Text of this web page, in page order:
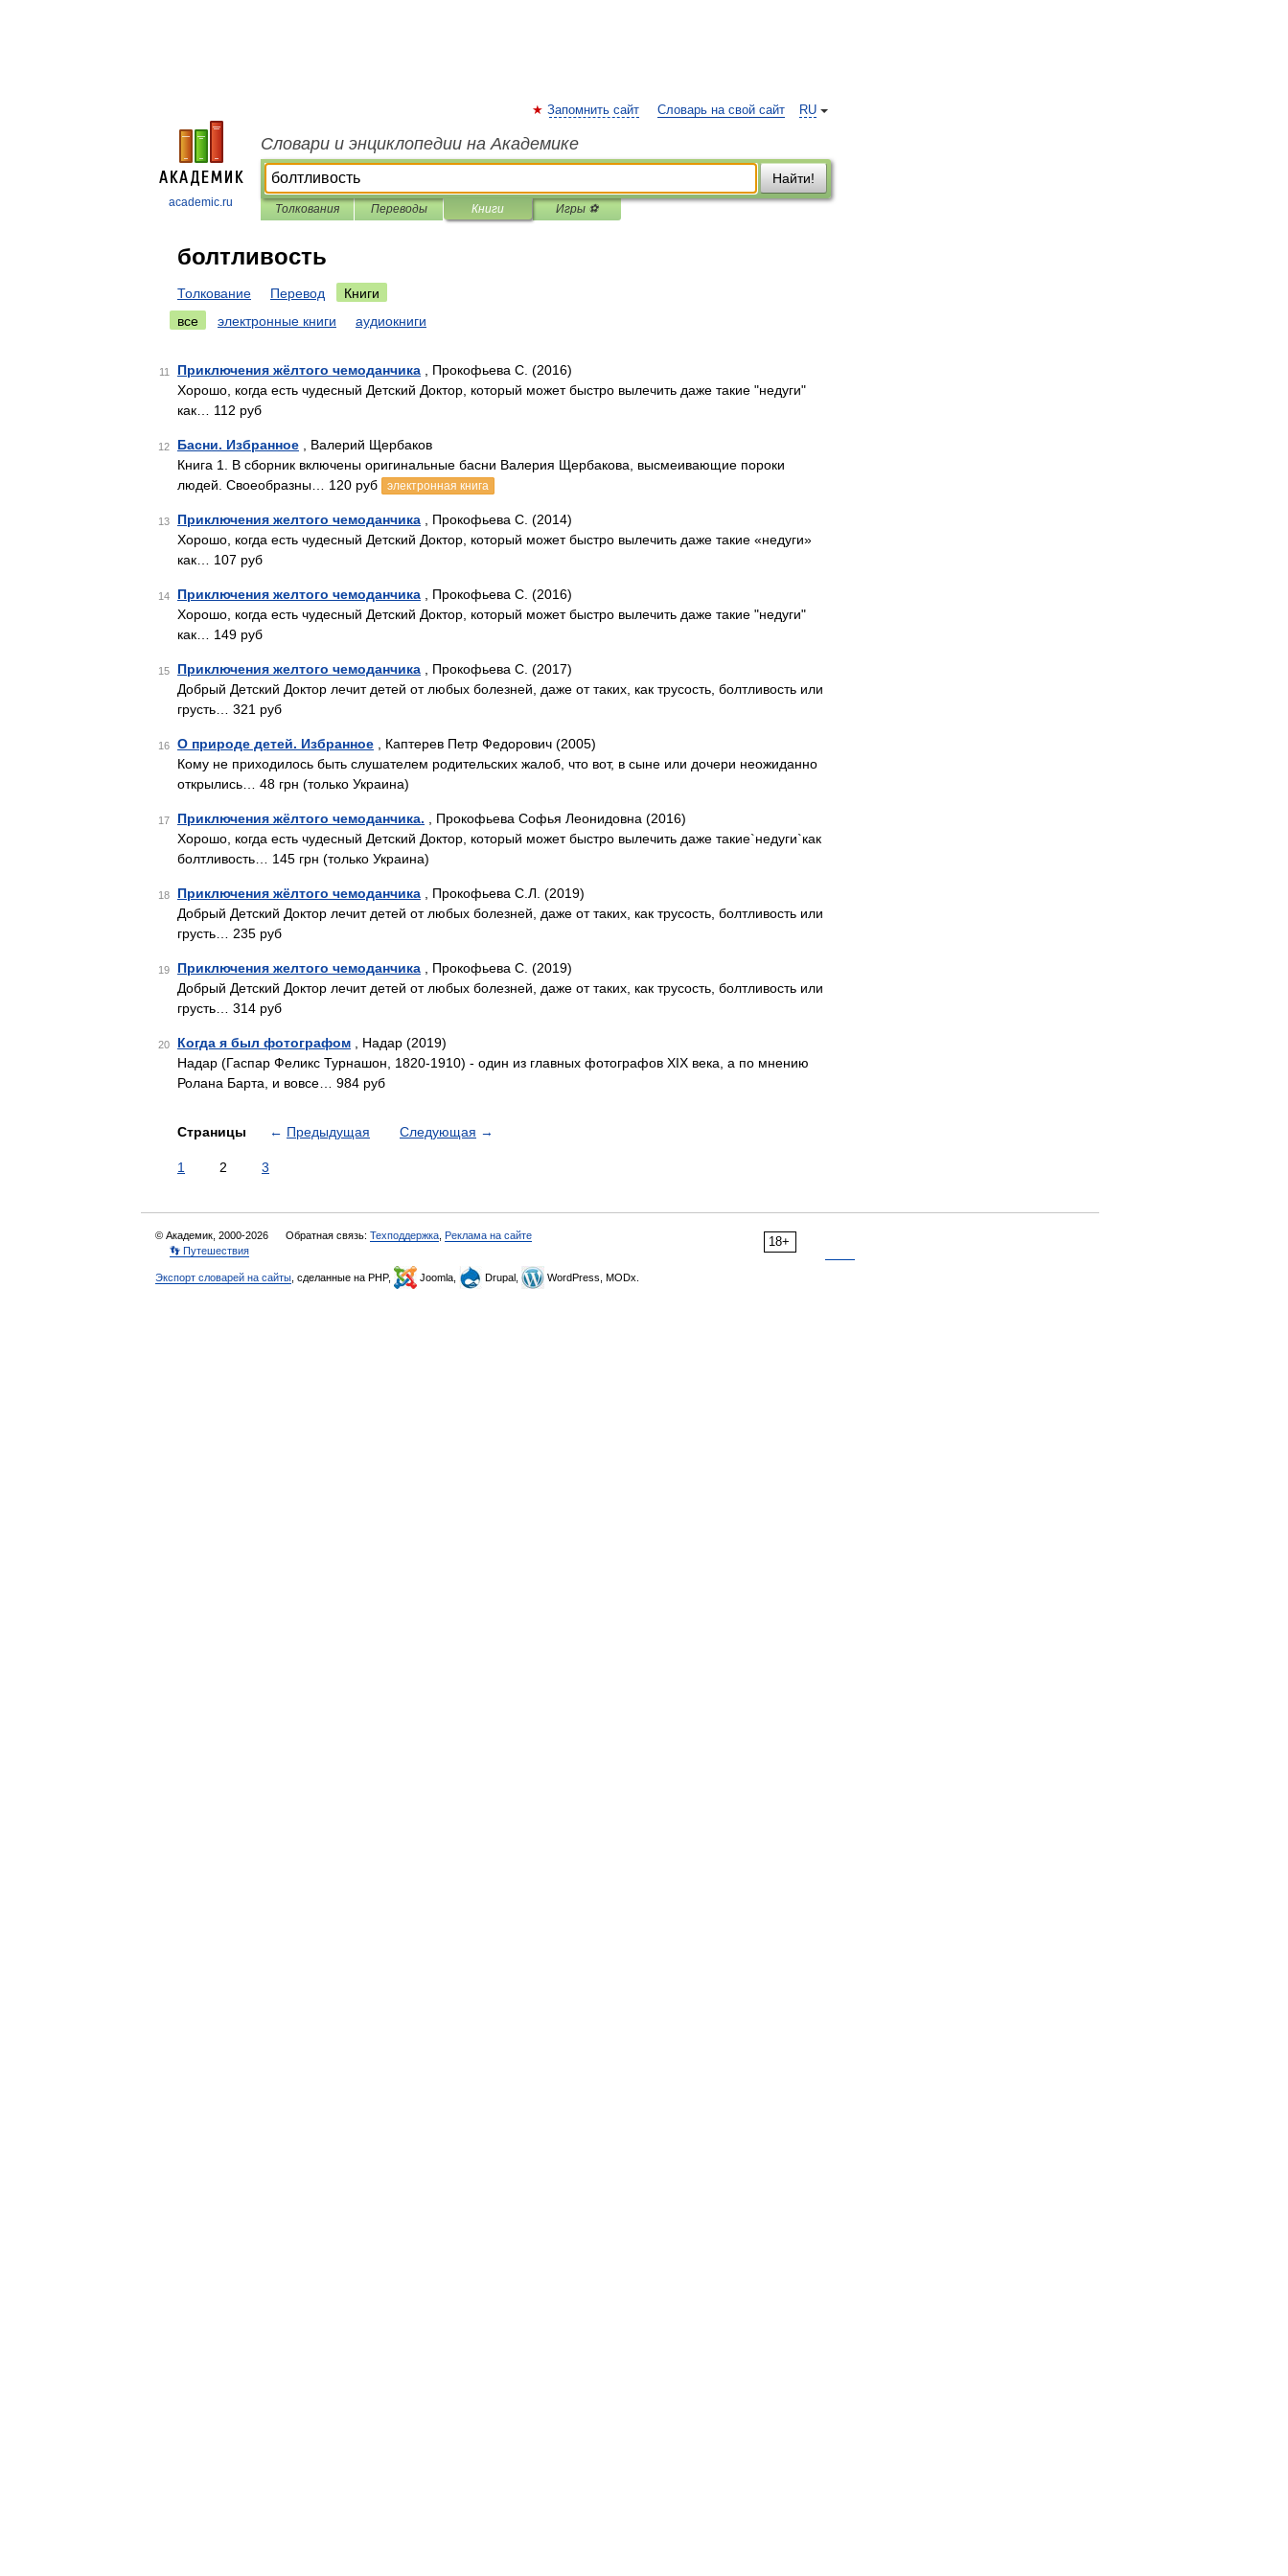
academic.ru
RU
Запомнить сайт Словарь на свой сайт
Словари и энциклопедии на Академике
Найти!
Толкования Переводы Книги Игры ⚽
болтливость
Толкование Перевод
Книги
все
электронные книги аудиокниги
11 Приключения жёлтого чемоданчика , Прокофьева С. (2016)
Хорошо, когда есть чудесный Детский Доктор, который может быстро вылечить даже такие "недуги"
как… 112 руб
12 Басни. Избранное , Валерий Щербаков
Книга 1. В сборник включены оригинальные басни Валерия Щербакова, высмеивающие пороки
людей. Своеобразны… 120 руб
электронная книга
13 Приключения желтого чемоданчика , Прокофьева С. (2014)
Хорошо, когда есть чудесный Детский Доктор, который может быстро вылечить даже такие «недуги»
как… 107 руб
14 Приключения желтого чемоданчика , Прокофьева С. (2016)
Хорошо, когда есть чудесный Детский Доктор, который может быстро вылечить даже такие "недуги"
как… 149 руб
15 Приключения желтого чемоданчика , Прокофьева С. (2017)
Добрый Детский Доктор лечит детей от любых болезней, даже от таких, как трусость, болтливость или
грусть… 321 руб
16 О природе детей. Избранное , Каптерев Петр Федорович (2005)
Кому не приходилось быть слушателем родительских жалоб, что вот, в сыне или дочери неожиданно
открылись… 48 грн (только Украина)
17 Приключения жёлтого чемоданчика. , Прокофьева Софья Леонидовна (2016)
Хорошо, когда есть чудесный Детский Доктор, который может быстро вылечить даже такие`недуги`как
болтливость… 145 грн (только Украина)
18 Приключения жёлтого чемоданчика , Прокофьева С.Л. (2019)
Добрый Детский Доктор лечит детей от любых болезней, даже от таких, как трусость, болтливость или
грусть… 235 руб
19 Приключения желтого чемоданчика , Прокофьева С. (2019)
Добрый Детский Доктор лечит детей от любых болезней, даже от таких, как трусость, болтливость или
грусть… 314 руб
20 Когда я был фотографом , Надар (2019)
Надар (Гаспар Феликс Турнашон, 1820-1910) - один из главных фотографов XIX века, а по мнению
Ролана Барта, и вовсе… 984 руб
Страницы ← Предыдущая Следующая →
1 2 3
18+
© Академик, 2000-2026 Обратная связь: Техподдержка Реклама на сайте
👣 Путешествия
Экспорт словарей на сайты , сделанные на PHP, Joomla, Drupal, WordPress, MODx.